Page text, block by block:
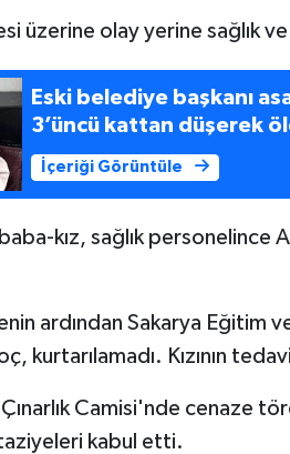
üzerine olay yerine sağlık
Eski belediye başkanı
3’üncü kattan düşerek
İçeriği Görüntüle
kız, sağlık personelince
ardından Sakarya Eğitim
kurtarılamadı. Kızının
Camisi'nde cenaze
taziyeleri kabul etti.